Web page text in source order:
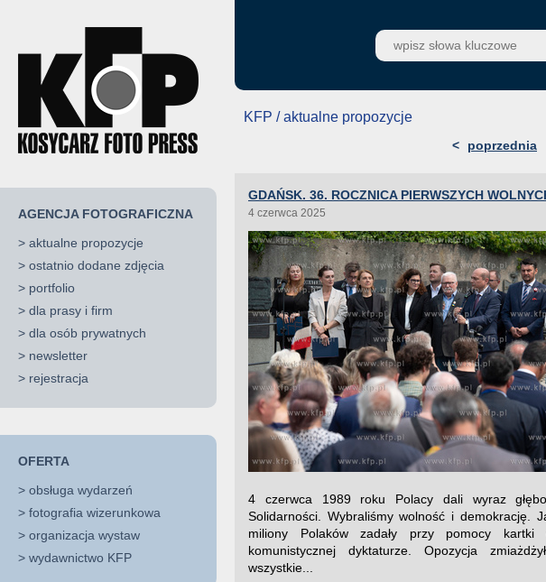
AGENCJA FOTOGRAFICZNA
> aktualne propozycje
> ostatnio dodane zdjęcia
> portfolio
> dla prasy i firm
> dla osób prywatnych
> newsletter
> rejestracja
OFERTA
> obsługa wydarzeń
> fotografia wizerunkowa
> organizacja wystaw
> wydawnictwo KFP
KFP / aktualne propozycje
<
poprzednia
GDAŃSK. 36. ROCZNICA PIERWSZYCH
4 czerwca 2025
4 czerwca 1989 roku Polacy dali wyraz
Solidarności. Wybraliśmy wolność i demokrację.
miliony Polaków zadały przy pomocy kartki
komunistycznej dyktaturze. Opozycja
wszystkie...